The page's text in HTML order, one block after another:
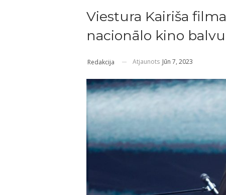
Viestura Kairiša
nacionālo kino balvu
Redakcija Atjaunots Jūn 7, 2023